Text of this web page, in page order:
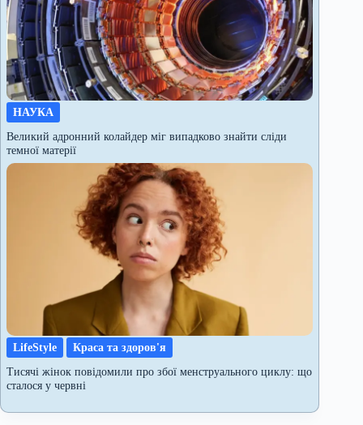
НАУКА
Великий адронний колайдер міг випадково знайти сліди
темної матерії
LifeStyle
Краса та здоров'я
Тисячі жінок повідомили про збої менструального циклу: що
сталося у червні